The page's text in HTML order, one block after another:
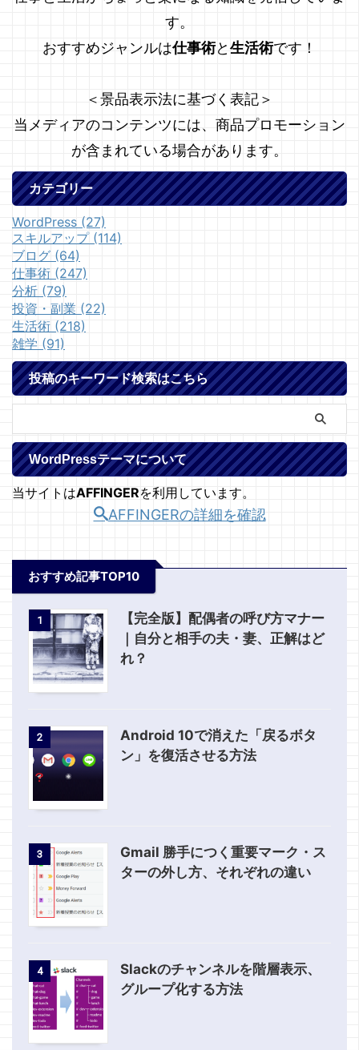
す。
おすすめジャンルは仕事術と生活術です！
＜景品表示法に基づく表記＞
当メディアのコンテンツには、商品プロモーション
が含まれている場合があります。
カテゴリー
WordPress (27)
スキルアップ (114)
ブログ (64)
仕事術 (247)
分析 (79)
投資・副業 (22)
生活術 (218)
雑学 (91)
投稿のキーワード検索はこちら
WordPressテーマについて
当サイトはAFFINGERを利用しています。
AFFINGERの詳細を確認
おすすめ記事TOP10
1
【完全版】配偶者の呼び方マナー
｜自分と相手の夫・妻、正解はど
れ？
2
Android 10で消えた「戻るボタ
ン」を復活させる方法
3
Gmail 勝手につく重要マーク・ス
ターの外し方、それぞれの違い
4
Slackのチャンネルを階層表示、
グループ化する方法